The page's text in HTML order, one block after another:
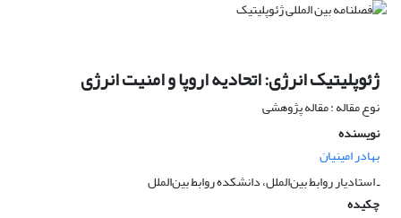
ژئوپلیتیک انرژی: اتحادیه اروپا و امنیت انرژی
نوع مقاله : مقاله پژوهشی
نویسنده
بهادر امینیان
ـ استادیار روابط بین‌الملل، دانشکده روابط بین‌الملل
چکیده